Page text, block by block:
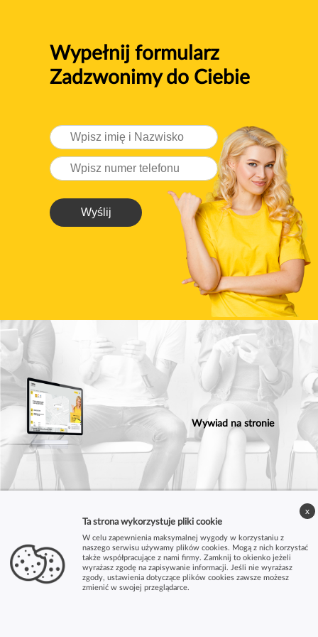
Wypełnij formularz
Zadzwonimy do Ciebie
Wyślij
Wywiad na stronie
Ta strona wykorzystuje pliki cookie
W celu zapewnienia maksymalnej wygody w korzystaniu z
naszego serwisu używamy plików cookies. Mogą z nich korzystać
także współpracujące z nami firmy. Zamknij to okienko jeżeli
wyrażasz zgodę na zapisywanie informacji. Jeśli nie wyrażasz
zgody, ustawienia dotyczące plików cookies zawsze możesz
zmienić w swojej przeglądarce.
x